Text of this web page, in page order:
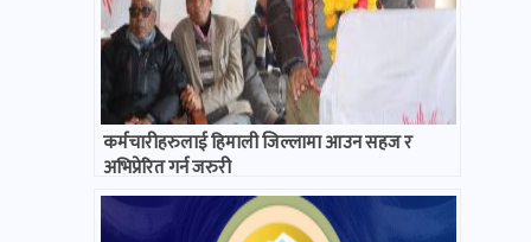
कर्मचारीहरुलाई हिमाली जिल्लामा आउन सहज र
अभिप्रेरित गर्न जरुरी